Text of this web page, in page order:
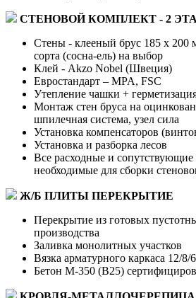
СТЕНОВОЙ КОМПЛЕКТ - 2
Стены - клееный брус 185 x 200
сорта (сосна-ель) на выбор
Клей - Akzo Nobel (Швеция)
Евростандарт – MPA, FSC
Утепление чашки +
Монтаж стен бруса на
шпилечная система, узел сила
Установка компенсаторов
Установка и разборка лесов
Все расходные и
необходимые для сборки
Ж/Б ПЛИТЫ ПЕРЕКРЫТИЕ
Перекрытие из готовых
производства
Заливка монолитных участков
Вязка арматурного каркаса 12/8/6
Бетон М-350 (В25)